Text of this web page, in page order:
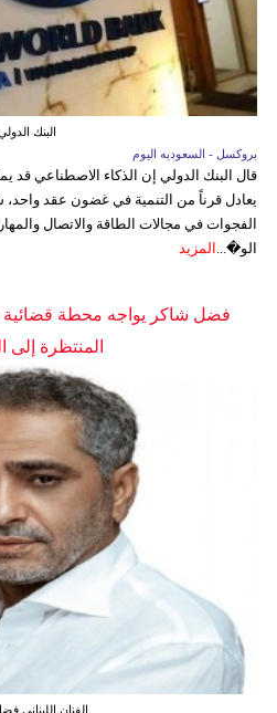
البنك
بروكسل - السعوديه اليوم
قال البنك الدولي إن الذكاء الاصطناعي قد
يعادل قرناً من التنمية في غضون عقد
الفجوات في مجالات الطاقة والاتصال
الو�... المزيد
فضل شاكر يواجه محطة قضائية
المنتظرة إلى
الفنان اللبناني